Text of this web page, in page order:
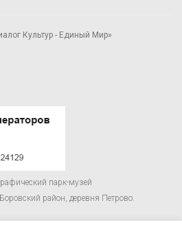
Культур - Единый Мир»
парк-музей
район, деревня Петрово.